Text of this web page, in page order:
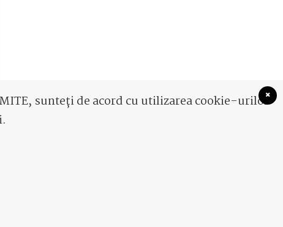
sunteți de acord cu utilizarea cookie-urilor